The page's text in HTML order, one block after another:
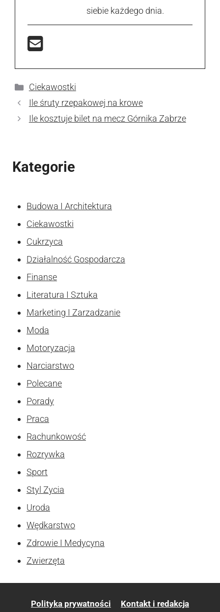
siebie każdego dnia.
Kategorie
Ciekawostki
Ile śruty rzepakowej na krowe
Ile kosztuje bilet na mecz Górnika Zabrze
Kategorie
Budowa I Architektura
Ciekawostki
Cukrzyca
Działalność Gospodarcza
Finanse
Literatura I Sztuka
Marketing I Zarzadzanie
Moda
Motoryzacja
Narciarstwo
Polecane
Porady
Praca
Rachunkowość
Rozrywka
Sport
Styl Zycia
Uroda
Wędkarstwo
Zdrowie I Medycyna
Zwierzęta
Polityka prywatności Kontakt i redakcja